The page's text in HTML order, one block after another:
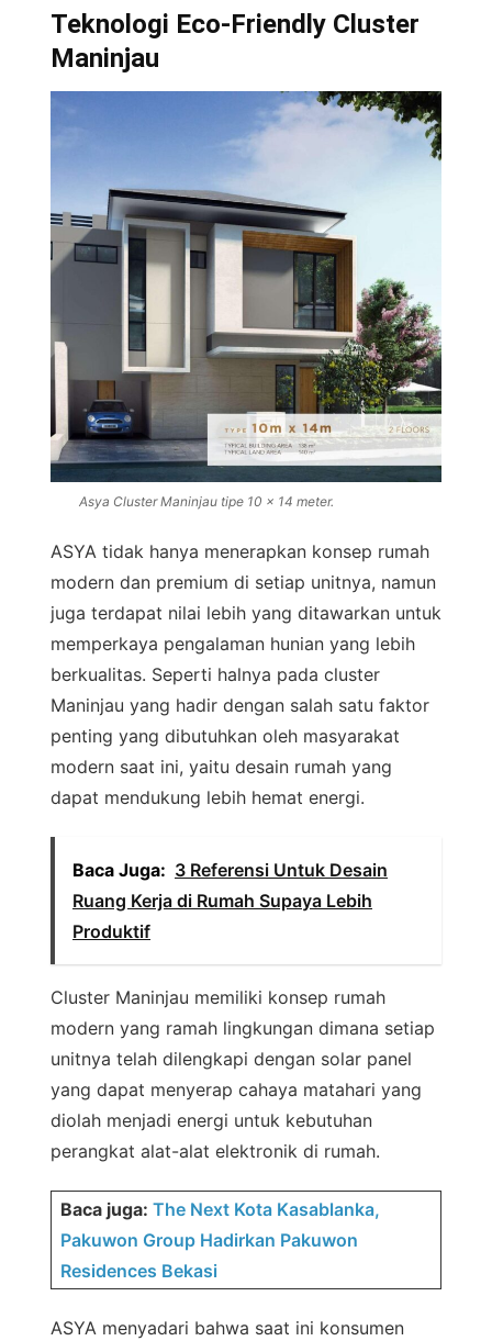
Teknologi Eco-Friendly Cluster
Maninjau
Asya Cluster Maninjau tipe 10 x 14 meter.
ASYA tidak hanya menerapkan konsep rumah
modern dan premium di setiap unitnya, namun
juga terdapat nilai lebih yang ditawarkan untuk
memperkaya pengalaman hunian yang lebih
berkualitas. Seperti halnya pada cluster
Maninjau yang hadir dengan salah satu faktor
penting yang dibutuhkan oleh masyarakat
modern saat ini, yaitu desain rumah yang
dapat mendukung lebih hemat energi.
Baca Juga: 3 Referensi Untuk Desain
Ruang Kerja di Rumah Supaya Lebih
Produktif
Cluster Maninjau memiliki konsep rumah
modern yang ramah lingkungan dimana setiap
unitnya telah dilengkapi dengan solar panel
yang dapat menyerap cahaya matahari yang
diolah menjadi energi untuk kebutuhan
perangkat alat-alat elektronik di rumah.
Baca juga: The Next Kota Kasablanka,
Pakuwon Group Hadirkan Pakuwon
Residences Bekasi
ASYA menyadari bahwa saat ini konsumen